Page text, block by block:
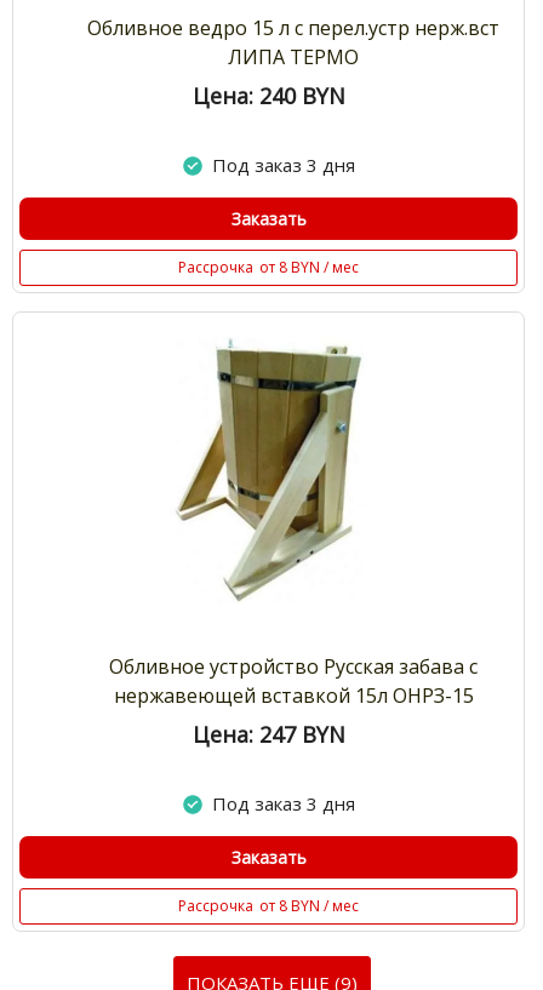
Обливное ведро 15 л с перел.устр нерж.вст
ЛИПА ТЕРМО
Цена: 240 BYN
Под заказ 3 дня
Заказать
Рассрочка от 8 BYN / мес
Обливное устройство Русская забава с
нержавеющей вставкой 15л ОНРЗ-15
Цена: 247 BYN
Под заказ 3 дня
Заказать
Рассрочка от 8 BYN / мес
ПОКАЗАТЬ ЕЩЕ (9)